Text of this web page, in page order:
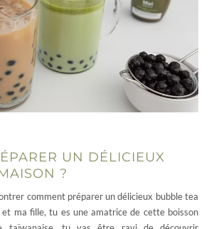
UN DÉLICIEUX
?
comment préparer un délicieux bubble tea
et ma fille, tu es une amatrice de cette boisson